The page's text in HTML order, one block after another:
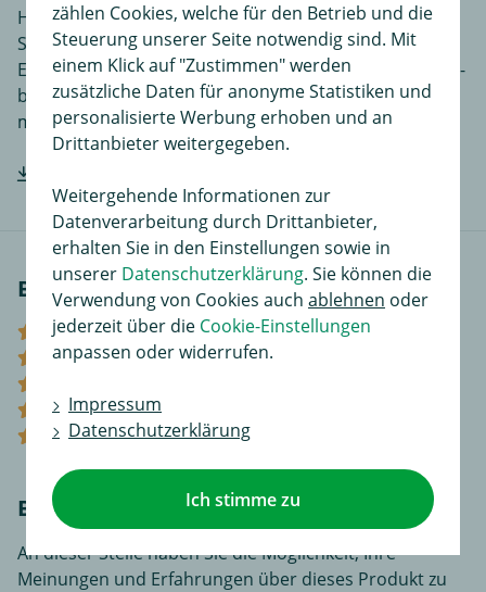
Hier finden Sie Einbauanleitungen in verschiedenen
Sprachen, je nach Artikel noch ergänzende
Einbauhilfen und zusätzliches Bildmaterial das den Ein-
bzw. Anbau des Produktes für Sie noch einfacher
macht.
Bewertungen
(0)
Bewerten Sie diesen Artikel!
An dieser Stelle haben Sie die Möglichkeit, Ihre
Meinungen und Erfahrungen über dieses Produkt zu
zählen Cookies, welche für den Betrieb und die
Steuerung unserer Seite notwendig sind. Mit
einem Klick auf "Zustimmen" werden
zusätzliche Daten für anonyme Statistiken und
personalisierte Werbung erhoben und an
Drittanbieter weitergegeben.
Weitergehende Informationen zur
Datenverarbeitung durch Drittanbieter,
erhalten Sie in den Einstellungen sowie in
unserer Datenschutzerklärung. Sie können die
Verwendung von Cookies auch ablehnen oder
jederzeit über die Cookie-Einstellungen
anpassen oder widerrufen.
Impressum
Datenschutzerklärung
Ich stimme zu